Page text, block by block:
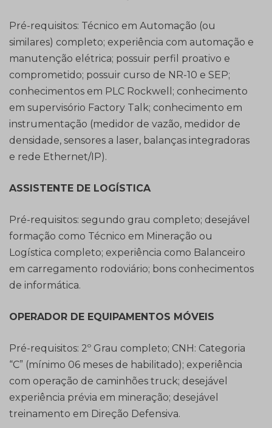
Pré-requisitos: Técnico em Automação (ou
similares) completo; experiência com automação e
manutenção elétrica; possuir perfil proativo e
comprometido; possuir curso de NR-10 e SEP;
conhecimentos em PLC Rockwell; conhecimento
em supervisório Factory Talk; conhecimento em
instrumentação (medidor de vazão, medidor de
densidade, sensores a laser, balanças integradoras
e rede Ethernet/IP).
ASSISTENTE DE LOGÍSTICA
Pré-requisitos: segundo grau completo; desejável
formação como Técnico em Mineração ou
Logística completo; experiência como Balanceiro
em carregamento rodoviário; bons conhecimentos
de informática.
OPERADOR DE EQUIPAMENTOS MÓVEIS
Pré-requisitos: 2º Grau completo; CNH: Categoria
“C” (mínimo 06 meses de habilitado); experiência
com operação de caminhões truck; desejável
experiência prévia em mineração; desejável
treinamento em Direção Defensiva.